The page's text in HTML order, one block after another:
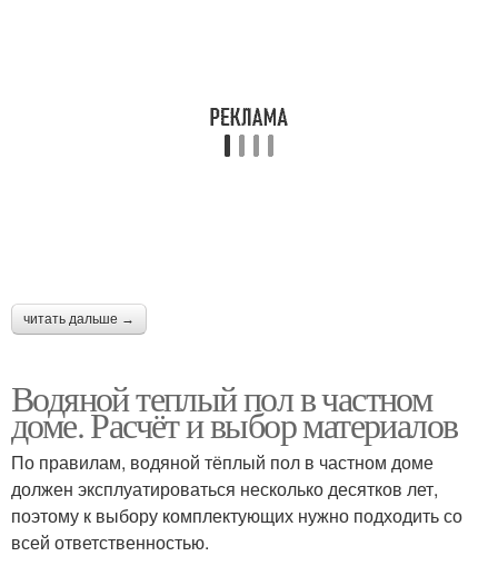
читать дальше →
Водяной теплый пол в частном
доме. Расчёт и выбор материалов
По правилам, водяной тёплый пол в частном доме
должен эксплуатироваться несколько десятков лет,
поэтому к выбору комплектующих нужно подходить со
всей ответственностью.